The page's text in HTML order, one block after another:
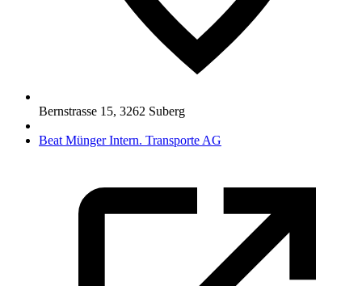
Bernstrasse 15, 3262 Suberg
Beat Münger Intern. Transporte AG